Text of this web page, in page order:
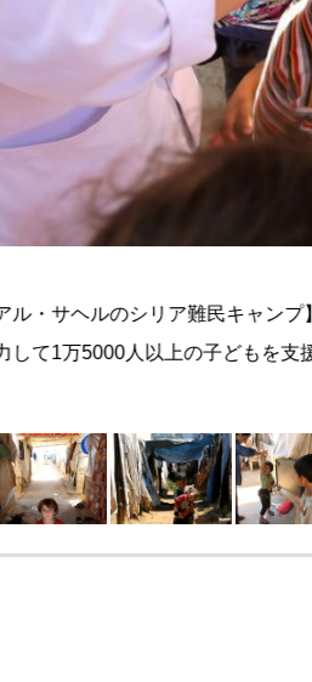
ル・サヘルのシリア難民キャン
して1万5000人以上の子どもを支